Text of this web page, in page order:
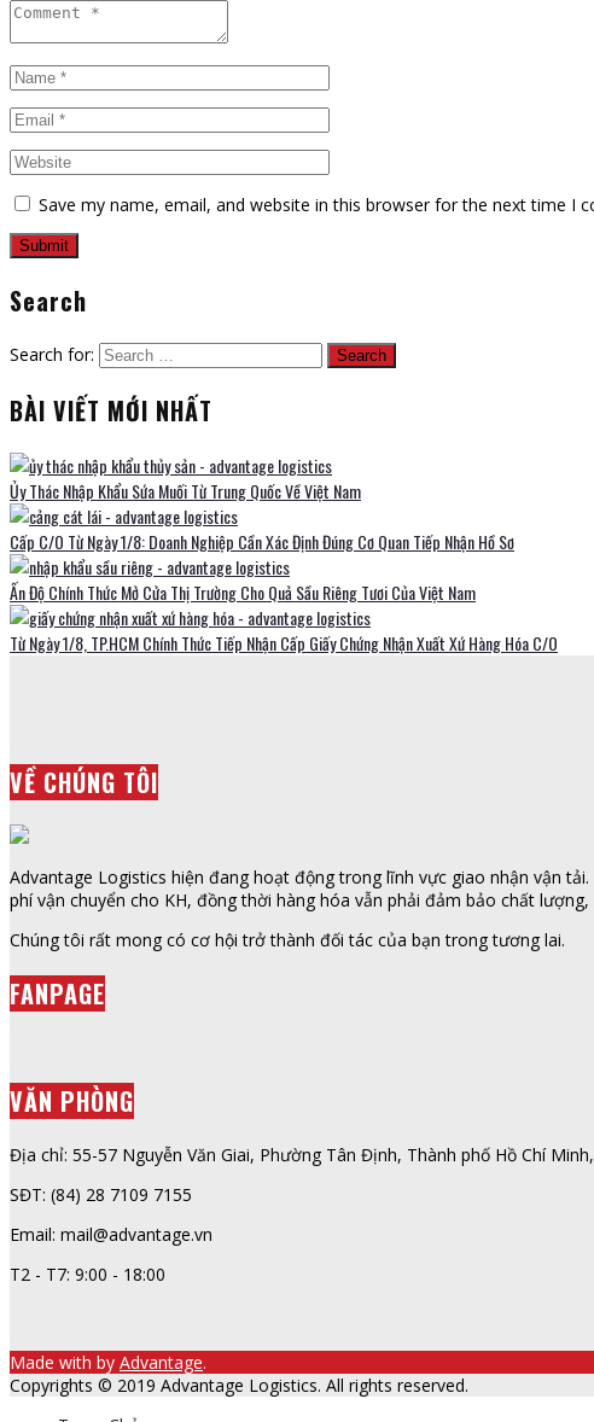
Save my name, email, and website in this browser for the next time I
Search
Search for:
BÀI VIẾT MỚI NHẤT
Ủy Thác Nhập Khẩu Sứa Muối Từ Trung Quốc Về Việt Nam
Cấp C/O Từ Ngày 1/8: Doanh Nghiệp Cần Xác Định Đúng Cơ Quan Tiếp Nhận Hồ Sơ
Ấn Độ Chính Thức Mở Cửa Thị Trường Cho Quả Sầu Riêng Tươi Của Việt Nam
Từ Ngày 1/8, TP.HCM Chính Thức Tiếp Nhận Cấp Giấy Chứng Nhận Xuất Xứ Hàng Hóa C/O
VỀ CHÚNG TÔI
Advantage Logistics hiện đang hoạt động trong lĩnh vực giao nhận vận
phí vận chuyển cho KH, đồng thời hàng hóa vẫn phải đảm bảo chất
Chúng tôi rất mong có cơ hội trở thành đối tác của bạn trong tương lai.
FANPAGE
VĂN PHÒNG
Địa chỉ: 55-57 Nguyễn Văn Giai, Phường Tân Định, Thành phố Hồ Chí
SĐT: (84) 28 7109 7155
Email: mail@advantage.vn
T2 - T7: 9:00 - 18:00
Made with by Advantage.
Copyrights © 2019 Advantage Logistics. All rights reserved.